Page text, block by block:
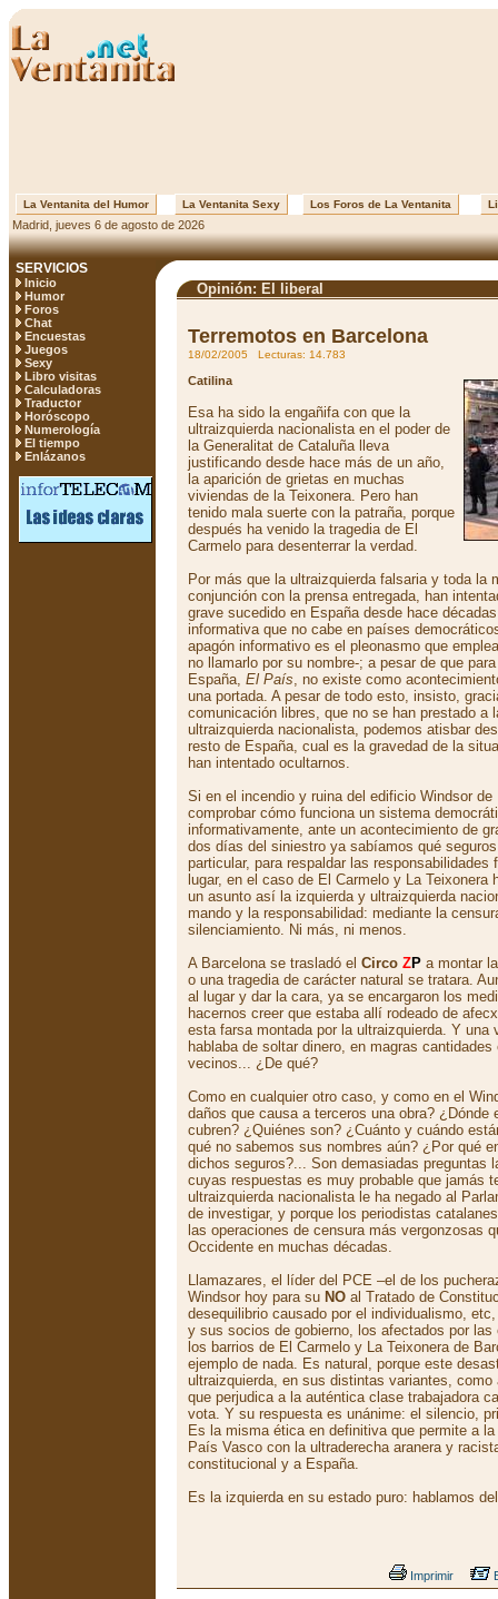
La Ventanita del Humor La Ventanita Sexy Los Foros de La Ventanita
Madrid, jueves 6 de agosto de 2026
SERVICIOS
Inicio
Humor
Foros
Chat
Encuestas
Juegos
Sexy
Libro visitas
Calculadoras
Traductor
Horóscopo
Numerología
El tiempo
Enlázanos
Opinión: El liberal
Terremotos en Barcelona
18/02/2005 Lecturas: 14.783
Catilina
Esa ha sido la engañifa con que la
ultraizquierda nacionalista en el poder de
la Generalitat de Cataluña lleva
justificando desde hace más de un año,
la aparición de grietas en muchas
viviendas de la Teixonera. Pero han
tenido mala suerte con la patraña, porque
después ha venido la tragedia de El
Carmelo para desenterrar la verdad.
Por más que la ultraizquierda falsaria y toda la
conjunción con la prensa entregada, han
grave sucedido en España desde hace
informativa que no cabe en países
apagón informativo es el pleonasmo que
no llamarlo por su nombre-; a pesar de que
España, El País, no existe como
una portada. A pesar de todo esto, insisto,
comunicación libres, que no se han prestado a
ultraizquierda nacionalista, podemos atisbar
resto de España, cual es la gravedad de la
han intentado ocultarnos.
Si en el incendio y ruina del edificio Windsor de
comprobar cómo funciona un sistema
informativamente, ante un acontecimiento de
dos días del siniestro ya sabíamos qué
particular, para respaldar las responsabilidades
lugar, en el caso de El Carmelo y La Teixonera
un asunto así la izquierda y ultraizquierda
mando y la responsabilidad: mediante la
silenciamiento. Ni más, ni menos.
A Barcelona se trasladó el Circo ZP a montar
o una tragedia de carácter natural se tratara.
al lugar y dar la cara, ya se encargaron los
hacernos creer que estaba allí rodeado de
esta farsa montada por la ultraizquierda. Y una
hablaba de soltar dinero, en magras
vecinos... ¿De qué?
Como en cualquier otro caso, y como en el
daños que causa a terceros una obra? ¿Dónde
cubren? ¿Quiénes son? ¿Cuánto y cuándo
qué no sabemos sus nombres aún? ¿Por qué
dichos seguros?... Son demasiadas preguntas
cuyas respuestas es muy probable que jamás
ultraizquierda nacionalista le ha negado al
de investigar, y porque los periodistas
las operaciones de censura más vergonzosas
Occidente en muchas décadas.
Llamazares, el líder del PCE –el de los
Windsor hoy para su NO al Tratado de
desequilibrio causado por el individualismo,
y sus socios de gobierno, los afectados por las
los barrios de El Carmelo y La Teixonera de
ejemplo de nada. Es natural, porque este
ultraizquierda, en sus distintas variantes, como
que perjudica a la auténtica clase trabajadora
vota. Y su respuesta es unánime: el silencio,
Es la misma ética en definitiva que permite a
País Vasco con la ultraderecha aranera y
constitucional y a España.
Es la izquierda en su estado puro: hablamos
Imprimir